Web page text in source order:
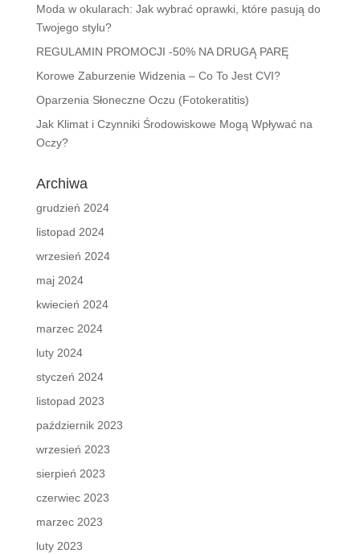
Moda w okularach: Jak wybrać oprawki, które pasują do
Twojego stylu?
REGULAMIN PROMOCJI -50% NA DRUGĄ PARĘ
Korowe Zaburzenie Widzenia – Co To Jest CVI?
Oparzenia Słoneczne Oczu (Fotokeratitis)
Jak Klimat i Czynniki Środowiskowe Mogą Wpływać na
Oczy?
Archiwa
grudzień 2024
listopad 2024
wrzesień 2024
maj 2024
kwiecień 2024
marzec 2024
luty 2024
styczeń 2024
listopad 2023
październik 2023
wrzesień 2023
sierpień 2023
czerwiec 2023
marzec 2023
luty 2023